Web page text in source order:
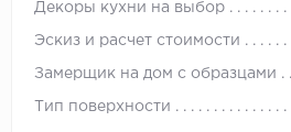
Декоры кухни на выбор
Эскиз и расчет стоимости
Замерщик на дом с образцами
Тип поверхности